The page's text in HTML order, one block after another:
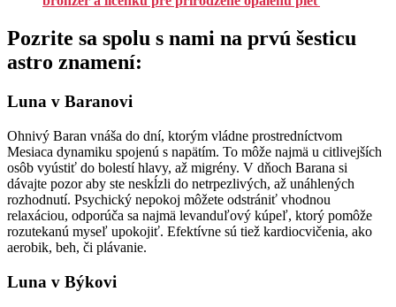
Pozrite sa spolu s nami na prvú šesticu
astro znamení:
Luna v Baranovi
Ohnivý Baran vnáša do dní, ktorým vládne prostredníctvom
Mesiaca dynamiku spojenú s napätím. To môže najmä u citlivejších
osôb vyústiť do bolestí hlavy, až migrény. V dňoch Barana si
dávajte pozor aby ste neskĺzli do netrpezlivých, až unáhlených
rozhodnutí. Psychický nepokoj môžete odstrániť vhodnou
relaxáciou, odporúča sa najmä levanduľový kúpeľ, ktorý pomôže
rozutekanú myseľ upokojiť. Efektívne sú tiež kardiocvičenia, ako
aerobik, beh, či plávanie.
Luna v Býkovi